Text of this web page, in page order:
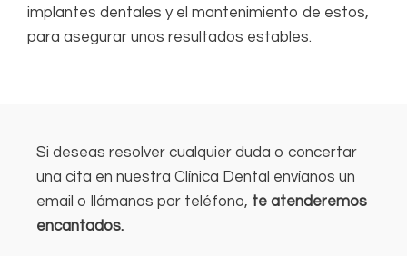
implantes dentales y el mantenimiento de estos,
para asegurar unos resultados estables.
Si deseas resolver cualquier duda o concertar
una cita en nuestra Clínica Dental envíanos un
email o llámanos por teléfono, te atenderemos
encantados.